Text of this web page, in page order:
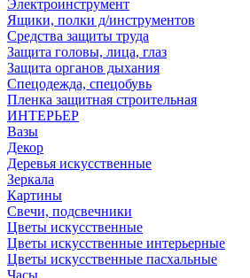
Электроинструмент
Ящики, полки д/инструментов
Средства защиты труда
Защита головы, лица, глаз
Защита органов дыхания
Спецодежда, спецобувь
Пленка защитная строительная
ИНТЕРЬЕР
Вазы
Декор
Деревья искусственные
Зеркала
Картины
Свечи, подсвечники
Цветы искусственные
Цветы искусственные интерьерные
Цветы искусственные пасхальные
Часы